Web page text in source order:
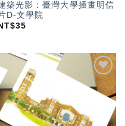
築光影：臺灣大學插畫明信
D-文學院
35
加入
「願
望輕